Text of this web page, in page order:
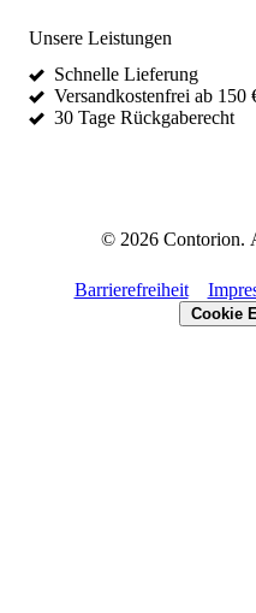
Unsere Leistungen
Schnelle Lieferung
Versandkostenfrei ab 150
30 Tage Rückgaberecht
© 2026Contorion.
Barrierefreiheit
Cookie